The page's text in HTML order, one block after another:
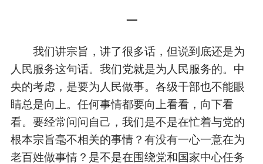
一
我们讲宗旨，讲了很多话，但说到底还是为
人民服务这句话。我们党就是为人民服务的。中
央的考虑，是要为人民做事。各级干部也不能眼
睛总是向上。任何事情都要向上看看，向下看
看。要经常问问自己，我们是不是在忙着与党的
根本宗旨毫不相关的事情？有没有一心一意在为
老百姓做事情？是不是在围绕党和国家中心任务